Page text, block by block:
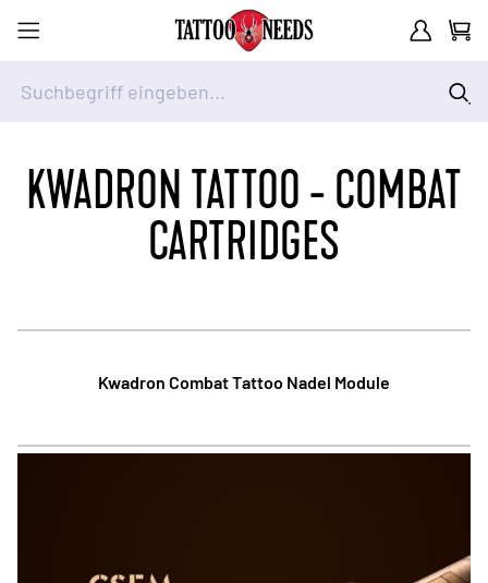
KWADRON TATTOO - COMBAT
CARTRIDGES
Kwadron Combat Tattoo Nadel Module